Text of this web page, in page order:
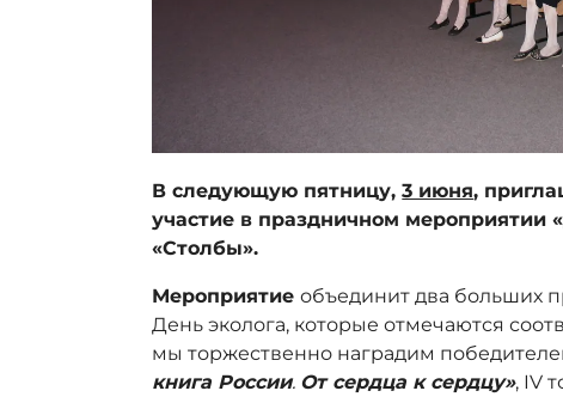
В следующую пятницу,3 июня,
участие в праздничном мероприятии
«Столбы».
Мероприятиеобъединит два больших
День эколога, которые отмечаются
мы торжественно наградим
книга России. От сердца к сердцу», IV